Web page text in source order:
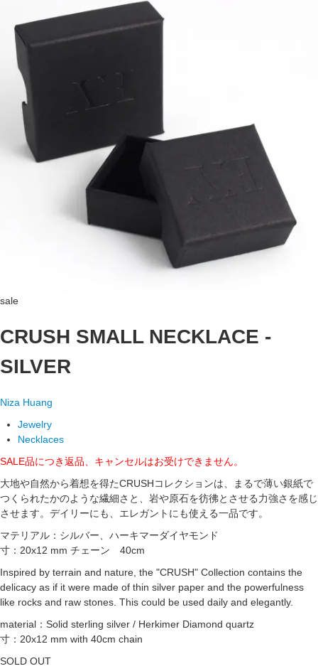
sale
CRUSH SMALL NECKLACE -
SILVER
Niza Huang
Jewelry
Necklaces
SALE品につき返品、キャンセルはお受けできません。
大地や自然から着想を得たCRUSHコレクションは、まるで薄い銀紙で
つくられたかのような繊細さと、岩や原石を彷彿とさせる力強さを感じ
させます。デイリーにも、エレガントにも使える一品です。
マテリアル：シルバー、ハーキマーダイヤモンド
寸：20x12 mm チェーン 40cm
Inspired by terrain and nature, the "CRUSH" Collection contains the
delicacy as if it were made of thin silver paper and the powerfulness
like rocks and raw stones. This could be used daily and elegantly.
material：Solid sterling silver / Herkimer Diamond quartz
寸：20x12 mm with 40cm chain
SOLD OUT